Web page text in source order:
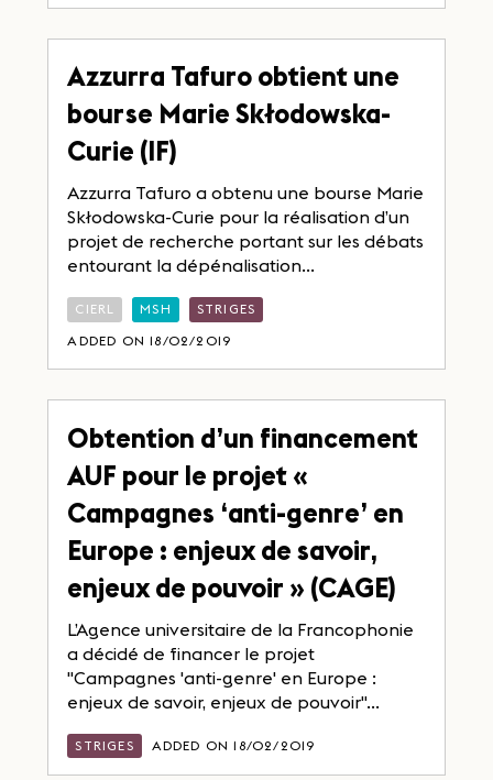
Azzurra Tafuro obtient une
bourse Marie Skłodowska-
Curie (IF)
Azzurra Tafuro a obtenu une bourse Marie
Skłodowska-Curie pour la réalisation d’un
projet de recherche portant sur les débats
entourant la dépénalisation...
CIERL MSH
STRIGES
ADDED ON 18/02/2019
Obtention d’un financement
AUF pour le projet «
Campagnes ‘anti-genre’ en
Europe : enjeux de savoir,
enjeux de pouvoir » (CAGE)
L’Agence universitaire de la Francophonie
a décidé de financer le projet
"Campagnes 'anti-genre' en Europe :
enjeux de savoir, enjeux de pouvoir"...
STRIGES ADDED ON 18/02/2019